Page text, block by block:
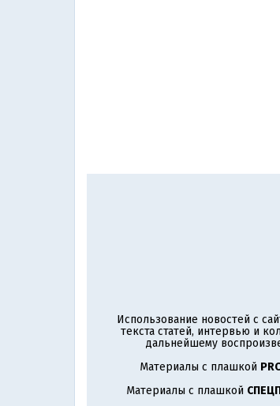
Использование новостей с
текста статей, интервью и
дальнейшему
Материалы с плашкой
Материалы с плашкой